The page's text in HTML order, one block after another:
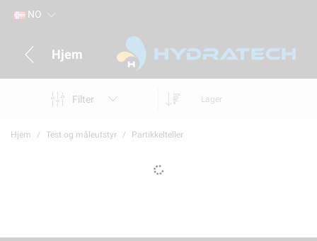
NO
Hjem
Filter Lager
Hjem Test og måleutstyr Partikkelteller